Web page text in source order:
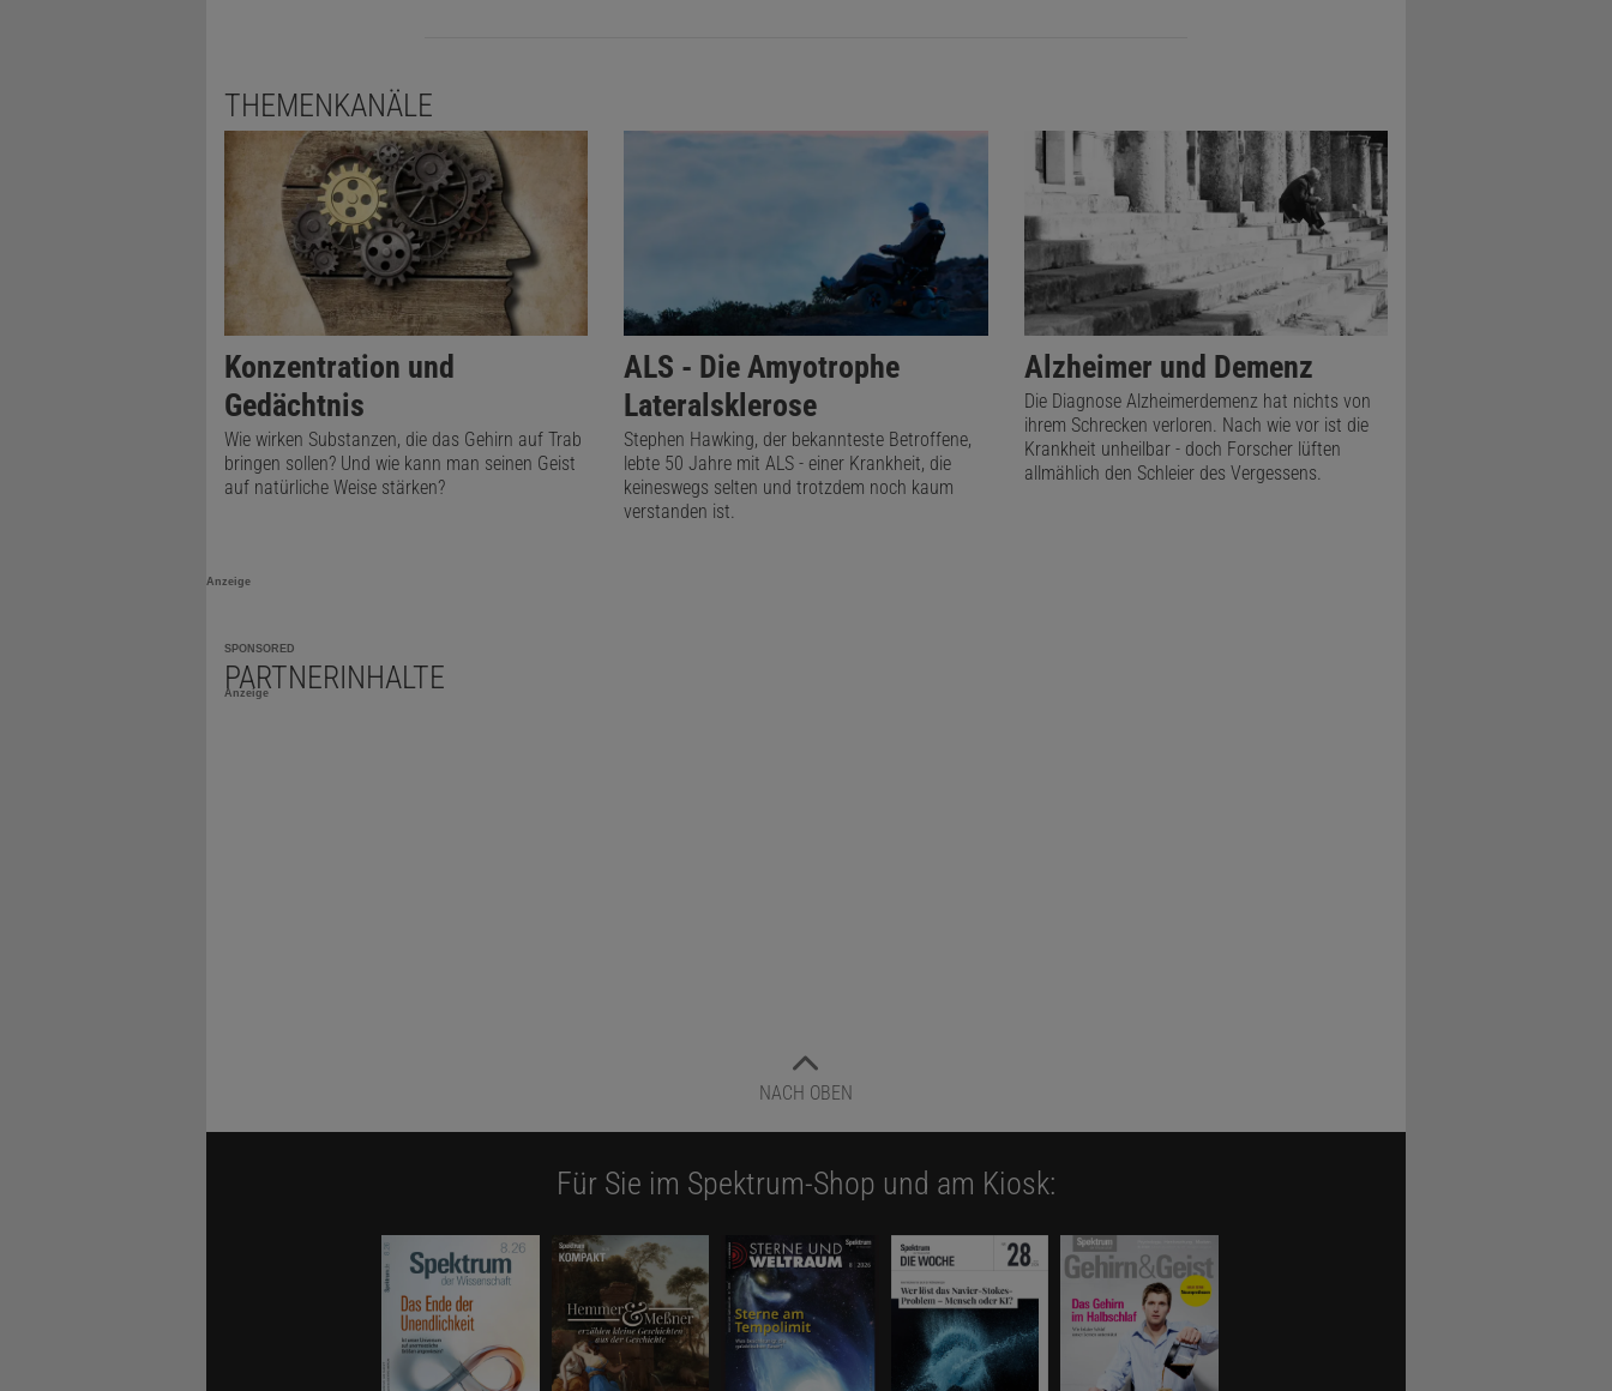
THEMENKANÄLE
Konzentration und
Gedächtnis
Wie wirken Substanzen, die das Gehirn auf Trab
bringen sollen? Und wie kann man seinen Geist
auf natürliche Weise stärken?
ALS - Die Amyotrophe
Lateralsklerose
Stephen Hawking, der bekannteste Betroffene,
lebte 50 Jahre mit ALS - einer Krankheit, die
keineswegs selten und trotzdem noch kaum
verstanden ist.
Alzheimer und Demenz
Die Diagnose Alzheimerdemenz hat nichts von
ihrem Schrecken verloren. Nach wie vor ist die
Krankheit unheilbar - doch Forscher lüften
allmählich den Schleier des Vergessens.
Anzeige
SPONSORED
PARTNERINHALTE
Anzeige
NACH OBEN
Für Sie im Spektrum-Shop und am Kiosk: